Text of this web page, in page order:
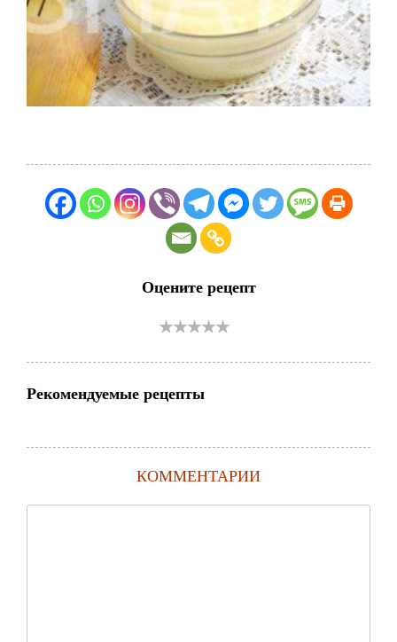
Оцените рецепт
Рекомендуемые рецепты
КОММЕНТАРИИ